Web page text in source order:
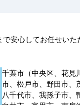
安心してお任せいた
千葉市（中央区、花見
市、松戸市、野田市、
八千代市、我孫子市、